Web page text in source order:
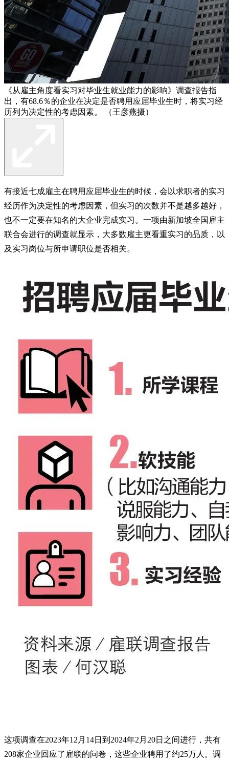
《从雇主角度看实习对毕业生就业能力的影响》调查报告指
出，有68.6％的企业在决定是否聘用应届毕业生时，将实习经
历列为决定性的考虑因素。 （王彦燕摄）
有接近七成雇主在聘用应届毕业生的时候，会以求职者的实习
经历作为决定性的考虑因素，但实习的次数并不是越多越好，
也不一定要在知名的大企业完成实习。一项由新加坡全国雇主
联合会进行的调查就显示，大多数雇主更看重实习的品质，以
及实习岗位与所申请职位是否相关。
这项调查在2023年12月14日到2024年2月20日之间进行，共有
208家企业回应了雇联的问卷，这些企业聘用了约25万人。调